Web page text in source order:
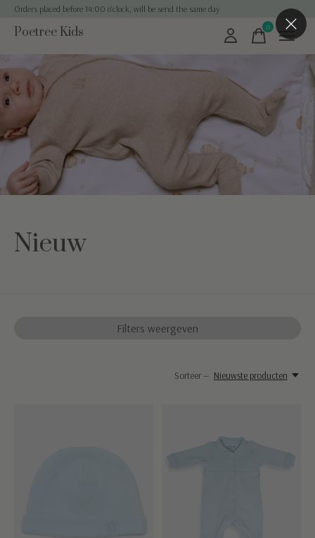
Orders placed before 14:00 o'clock, will be send the same day
Poetree Kids 0items
Nieuw
Filters weergeven
Sorteer — Nieuwste producten